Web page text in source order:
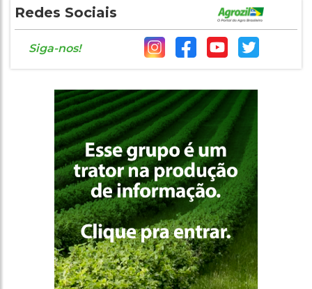
Redes Sociais
Siga-nos!